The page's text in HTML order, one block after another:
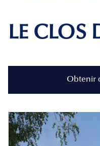
LE CLOS
Obtenir